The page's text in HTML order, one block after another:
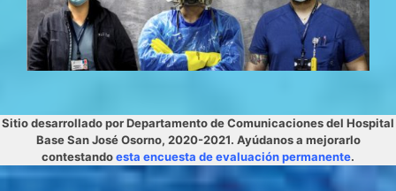
Sitio desarrollado por Departamento de Comunicaciones del Hospital
Base San José Osorno, 2020-2021. Ayúdanos a mejorarlo
contestandoesta encuesta de evaluación permanente.